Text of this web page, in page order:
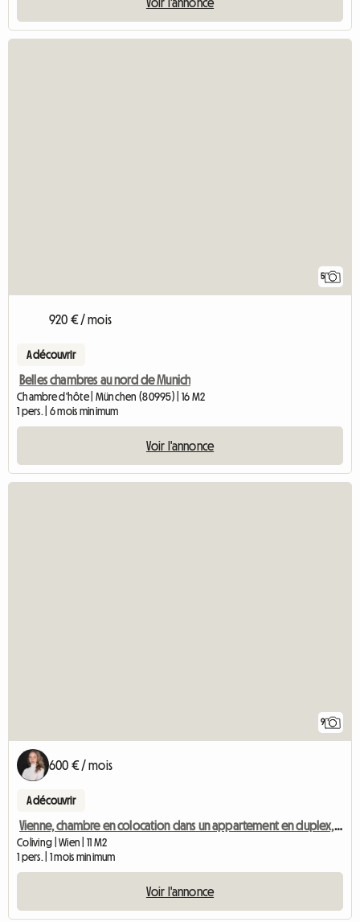
5
920 € / mois
A découvrir
Belles chambres au nord de Munich
Chambre d'hôte | München (80995) | 16 M2
1 pers. | 6 mois minimum
Voir l'annonce
9
600 € / mois
A découvrir
Vienne, chambre en colocation dans un appartement en duplex, 15e arrondissement
Coliving | Wien | 11 M2
1 pers. | 1 mois minimum
Voir l'annonce